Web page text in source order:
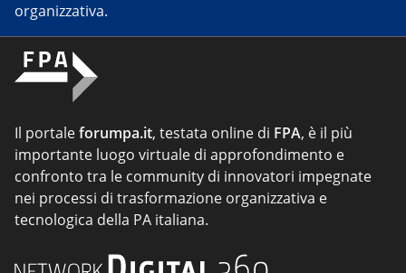
organizzativa.
Il portaleforumpa.it, testata online di FPA, è il più
importante luogo virtuale di approfondimento e
confronto tra le community di innovatori impegnate
nei processi di trasformazione organizzativa e
tecnologica della PA italiana.